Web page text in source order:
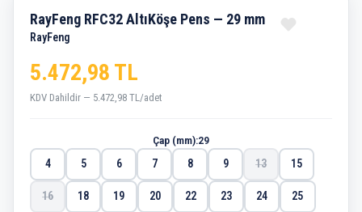
RayFeng RFC32 AltıKöşe Pens — 29 mm
RayFeng
5.472,98 TL
KDV Dahildir — 5.472,98 TL/adet
Çap (mm):29
4
5 6 7 8 9 13 15
16 18 19 20 22 23 24 25